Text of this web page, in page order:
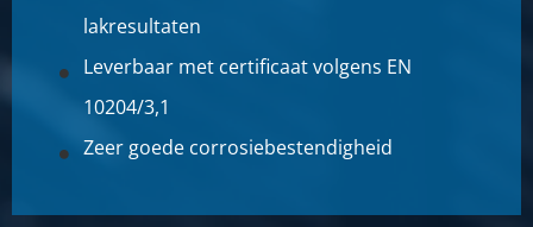
lakresultaten
Leverbaar met certificaat volgens EN
10204/3,1
Zeer goede corrosiebestendigheid